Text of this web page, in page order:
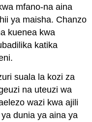
mfano-na aina
ya maisha. Chanzo
kuenea kwa
katika
suala la kozi za
na uteuzi wa
wazi kwa ajili
dunia ya aina ya